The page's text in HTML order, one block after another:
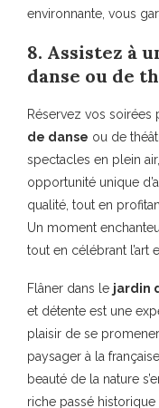
environnante, vous
8. Assistez à
danse ou de
Réservez vos
de danse ou de
spectacles en plein
opportunité unique
qualité, tout en
Un moment
tout en célébrant l’art
Flâner dans le jardin
et détente est une
plaisir de se
paysager à la
beauté de la nature
riche passé historique